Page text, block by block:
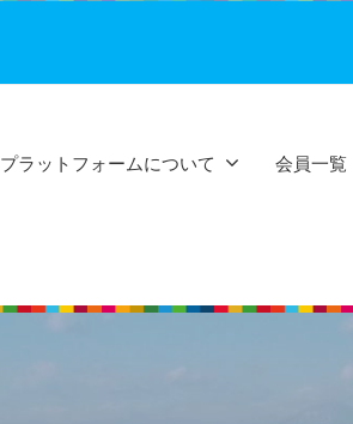
プラットフォームについて 会員一覧